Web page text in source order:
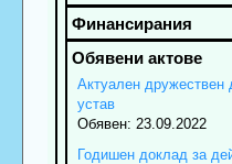
Актуален дружествен
устав
Обявен: 23.09.2022
Годишен доклад за